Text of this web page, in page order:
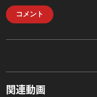
コメント
関連動画